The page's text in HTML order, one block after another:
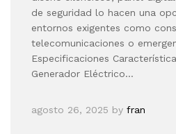
de seguridad lo hacen una
entornos exigentes como
telecomunicaciones o
Especificaciones
Generador Eléctrico…
agosto 26, 2025 by fran